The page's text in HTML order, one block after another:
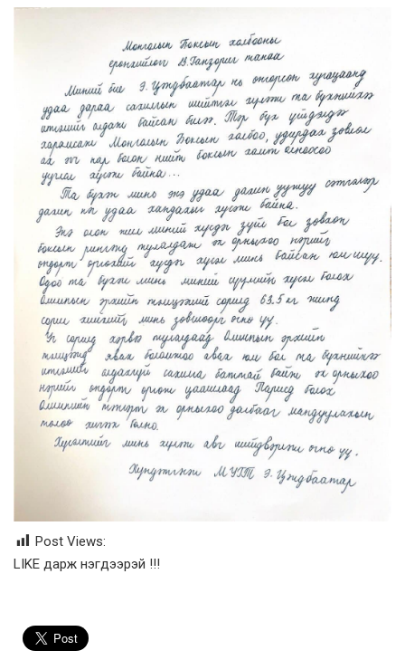
Post Views:
LIKE дарж нэгдээрэй !!!